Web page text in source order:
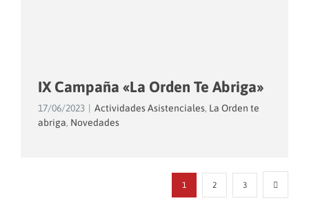
IX Campaña «La Orden Te Abriga»
17/06/2023 Actividades Asistenciales, La Orden te
abriga, Novedades
1 2 3